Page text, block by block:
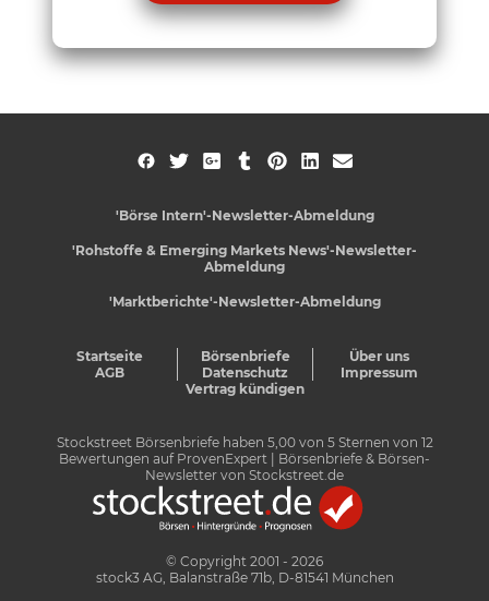
'Börse Intern'-Newsletter-Abmeldung
'Rohstoffe & Emerging Markets News'-Newsletter-
Abmeldung
'Marktberichte'-Newsletter-Abmeldung
Startseite Börsenbriefe
Über uns
AGB
Datenschutz
Impressum
Vertrag kündigen
Stockstreet Börsenbriefe haben 5,00von 5Sternen von 12
Bewertungen auf ProvenExpert
| Börsenbriefe & Börsen-
Newsletter von Stockstreet.de
© Copyright 2001 - 2026
stock3 AG, Balanstraße 71b, D-81541 München